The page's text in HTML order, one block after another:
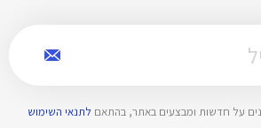
על חדשות ומבצעים באתר, בהתאם לתנאי השימוש